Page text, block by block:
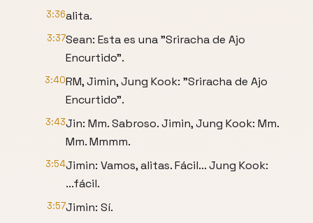
3:36alita.
3:37Sean: Esta es una "Sriracha de Ajo
Encurtido".
3:40RM, Jimin, Jung Kook: "Sriracha de Ajo
Encurtido".
3:43Jin: Mm. Sabroso. Jimin, Jung Kook: Mm.
Mm. Mmmm.
3:54Jimin: Vamos, alitas. Fácil... Jung Kook:
...fácil.
3:57Jimin: Sí.